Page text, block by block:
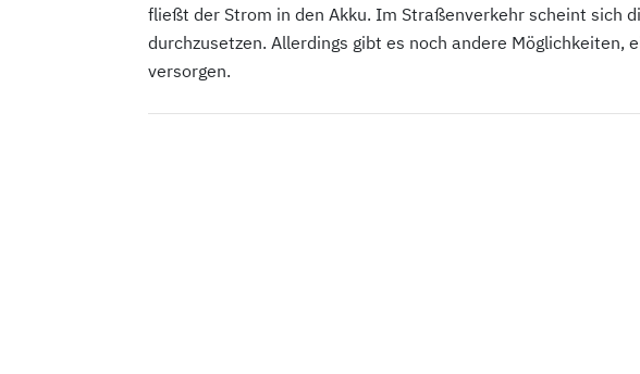
fließt der Strom in den Akku. Im Straßenverkehr scheint sich
durchzusetzen. Allerdings gibt es noch andere Möglichkeiten,
versorgen.